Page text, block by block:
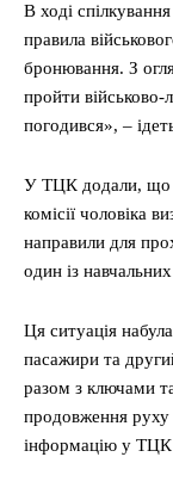
В ході
правила
бронювання. З
пройти військово-
погодився», –
У ТЦК додали, що
комісії чоловіка
направили для
один із
Ця ситуація
пасажири та
разом з ключами
продовження
інформацію у ТЦК